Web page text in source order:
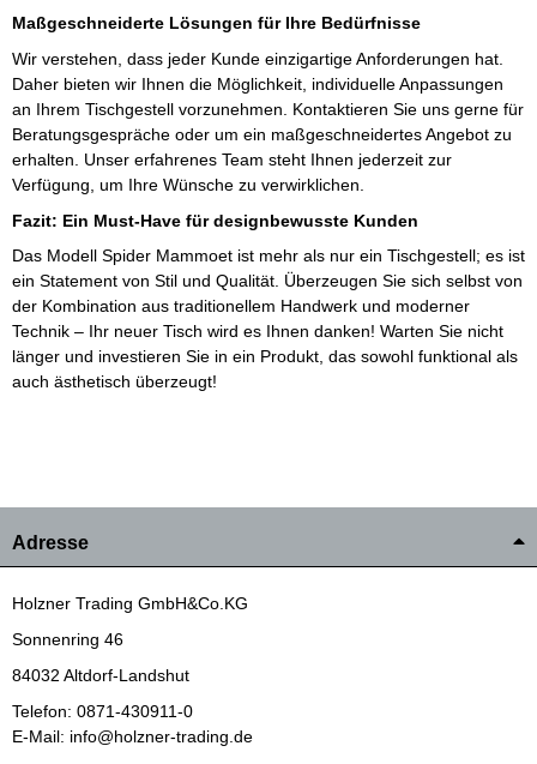
Maßgeschneiderte Lösungen für Ihre Bedürfnisse
Wir verstehen, dass jeder Kunde einzigartige Anforderungen hat.
Daher bieten wir Ihnen die Möglichkeit, individuelle Anpassungen
an Ihrem Tischgestell vorzunehmen. Kontaktieren Sie uns gerne für
Beratungsgespräche oder um ein maßgeschneidertes Angebot zu
erhalten. Unser erfahrenes Team steht Ihnen jederzeit zur
Verfügung, um Ihre Wünsche zu verwirklichen.
Fazit: Ein Must-Have für designbewusste Kunden
Das Modell Spider Mammoet ist mehr als nur ein Tischgestell; es ist
ein Statement von Stil und Qualität. Überzeugen Sie sich selbst von
der Kombination aus traditionellem Handwerk und moderner
Technik – Ihr neuer Tisch wird es Ihnen danken! Warten Sie nicht
länger und investieren Sie in ein Produkt, das sowohl funktional als
auch ästhetisch überzeugt!
Adresse
Holzner Trading GmbH&Co.KG
Sonnenring 46
84032 Altdorf-Landshut
Telefon: 0871-430911-0
E-Mail: info@holzner-trading.de